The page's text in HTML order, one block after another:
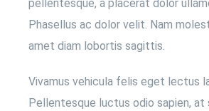
pellentesque, a placerat dolor
Phasellus ac dolor velit. Nam
amet diam lobortis sagittis.
Vivamus vehicula felis eget lectus
Pellentesque luctus odio sapien, at